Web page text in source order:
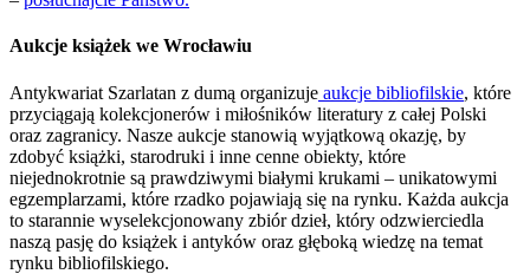
Aukcje książek we Wrocławiu
Antykwariat Szarlatan z dumą organizuje aukcje bibliofilskie, które
przyciągają kolekcjonerów i miłośników literatury z całej Polski
oraz zagranicy. Nasze aukcje stanowią wyjątkową okazję, by
zdobyć książki, starodruki i inne cenne obiekty, które
niejednokrotnie są prawdziwymi białymi krukami – unikatowymi
egzemplarzami, które rzadko pojawiają się na rynku. Każda aukcja
to starannie wyselekcjonowany zbiór dzieł, który odzwierciedla
naszą pasję do książek i antyków oraz głęboką wiedzę na temat
rynku bibliofilskiego.